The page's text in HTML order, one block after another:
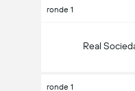
ronde 1
Real
ronde 1